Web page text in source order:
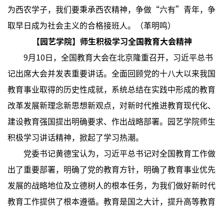
为西农学子，我们要秉承西农精神，争做“六有”青年，争
取早日成为社会主义的合格接班人。（革明鸣）
【 园艺学院】师生积极学习全国教育大会精神
9月10日，全国教育大会在北京隆重召开，习近平总书
记出席大会并发表重要讲话。全面回顾党的十八大以来我国
教育事业取得的历史性成就，系统总结在实践中形成的教育
改革发展新理念新思想新观点，对新时代推进教育现代化、
建设教育强国提出明确要求、作出战略部署。园艺学院师生
积极学习讲话精神，掀起了学习热潮。
党委书记黄德宝认为，习近平总书记对全国教育工作做
出了重要部署，明确了党的教育方针，明确了教育事业优先
发展的战略地位及立德树人的根本任务，为我们做好新时代
教育工作提供了根本遵循。教育是国之大计，提升高等教育